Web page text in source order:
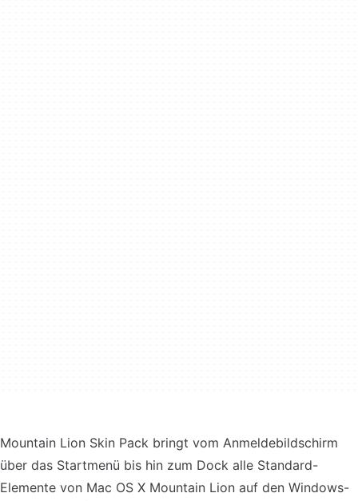
Mountain Lion Skin Pack bringt vom Anmeldebildschirm
über das Startmenü bis hin zum Dock alle Standard-
Elemente von Mac OS X Mountain Lion auf den Windows-